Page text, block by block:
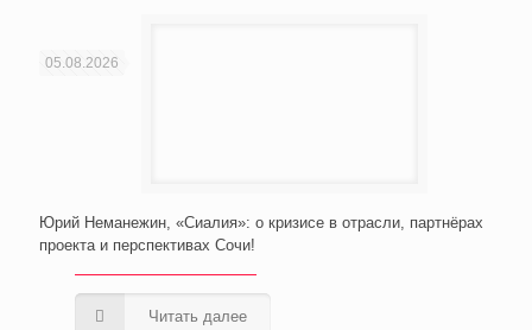
05.08.2026
Юрий Неманежин, «Сиалия»: о кризисе в отрасли, партнёрах
проекта и перспективах Сочи!
Читать далее